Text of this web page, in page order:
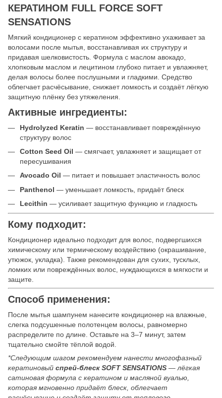
КЕРАТИНОМ FULL FORCE SOFT
SENSATIONS
Мягкий кондиционер с кератином эффективно ухаживает за
волосами после мытья, восстанавливая их структуру и
придавая шелковистость. Формула с маслом авокадо,
хлопковым маслом и лецитином глубоко питает и увлажняет,
делая волосы более послушными и гладкими. Средство
облегчает расчёсывание, снижает ломкость и создаёт лёгкую
защитную плёнку без утяжеления.
Активные ингредиенты:
Hydrolyzed Keratin — восстанавливает повреждённую
структуру волос
Cotton Seed Oil — смягчает, увлажняет и защищает от
пересушивания
Avocado Oil — питает и повышает эластичность волос
Panthenol — уменьшает ломкость, придаёт блеск
Lecithin — усиливает защитную функцию и гладкость
Кому подходит:
Кондиционер идеально подходит для волос, подвергшихся
химическому или термическому воздействию (окрашивание,
утюжок, укладка). Также рекомендован для сухих, тусклых,
ломких или повреждённых волос, нуждающихся в мягкости и
защите.
Способ применения:
После мытья шампунем нанесите кондиционер на влажные,
слегка подсушенные полотенцем волосы, равномерно
распределите по длине. Оставьте на 3–7 минут, затем
тщательно смойте тёплой водой.
*Следующим шагом рекомендуем нанести многофазный
кератиновый спрей‑блеск SOFT SENSATIONS — лёгкая
сатиновая формула с кератином и масляной вуалью,
которая мгновенно придаёт блеск, облегчает